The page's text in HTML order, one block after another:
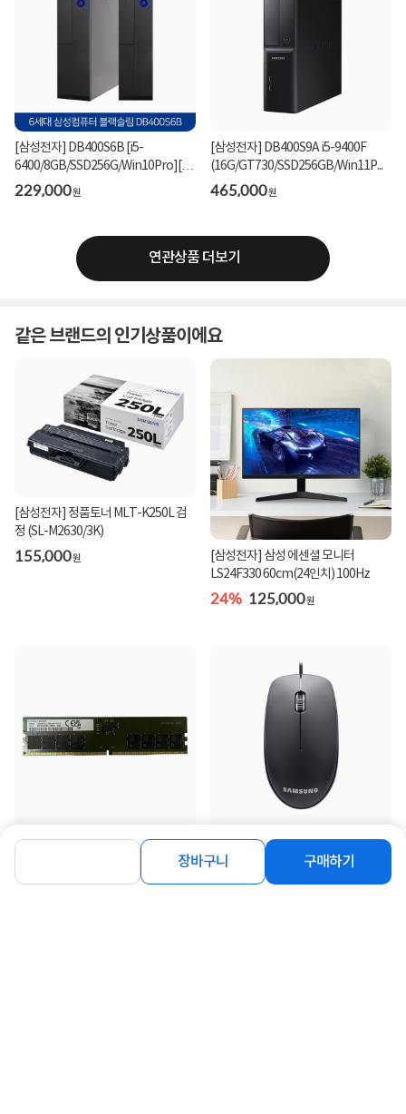
장바구니 구매하기
[삼성전자] DB400S6B [i5-
6400/8GB/SSD256G/Win10Pro][중
고...
229,000원
[삼성전자] DB400S9A i5-9400F
(16G/GT730/SSD256GB/Win11P...
465,000원
연관상품 더보기
같은 브랜드의 인기상품이에요
[삼성전자] 정품토너 MLT-K250L 검
정 (SL-M2630/3K)
155,000원
[삼성전자] 삼성 에센셜 모니터
LS24F330 60cm(24인치) 100Hz
24% 125,000원
[삼성전자] 삼성 DDR5 PC5-44800
395,000원
[삼성전자] 유선 광마우스, SPA-
JMA1PU [블랙/USB]
9,900원